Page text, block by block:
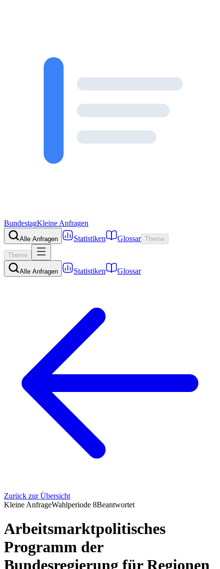
BundestagKleine Anfragen
Alle Anfragen Statistiken Glossar Theme
Theme
Alle Anfragen Statistiken Glossar
Zurück zur Übersicht
Kleine AnfrageWahlperiode 8Beantwortet
Arbeitsmarktpolitisches
Programm der
Bundesregierung für Regionen